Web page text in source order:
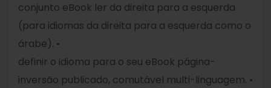
conjunto eBook ler da direita para a esquerda
(para idiomas da direita para a esquerda como o
árabe). •
definir o idioma para o seu eBook página-
inversão publicado, comutável multi-linguagem. •